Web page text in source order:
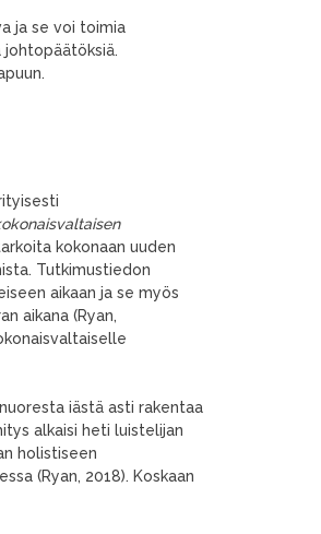
ja se voi toimia
johtopäätöksiä.
kokonaan uuden
Tutkimustiedon
aikaan ja se myös
aikana (Ryan,
iästä asti rakentaa
alkaisi heti luistelijan
holistiseen
(Ryan, 2018). Koskaan